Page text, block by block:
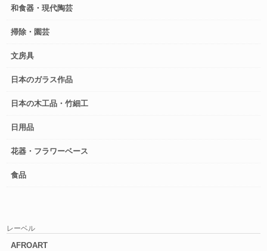
和食器・現代陶芸
掃除・園芸
文房具
日本のガラス作品
日本の木工品・竹細工
日用品
花器・フラワーベース
食品
レーベル
AFROART